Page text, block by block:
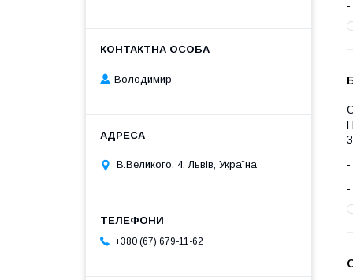
Володимир
В.Великого, 4, Львів, Україна
+380 (67) 679-11-62